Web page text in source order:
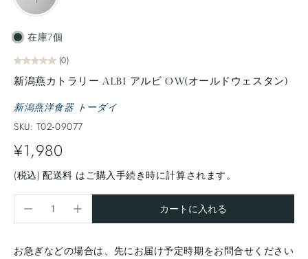
在庫7個
(0)
新潟燕カトラリー ALBI アルビ OW(オールドウェスタン)
新潟燕洋食器 トーダイ
SKU: T02-09077
¥1,980
(税込) 配送料 はご購入手続き時に計算されます。
カートに入れる
お急ぎなどの場合は、先にお届け予定時期をお問合せください